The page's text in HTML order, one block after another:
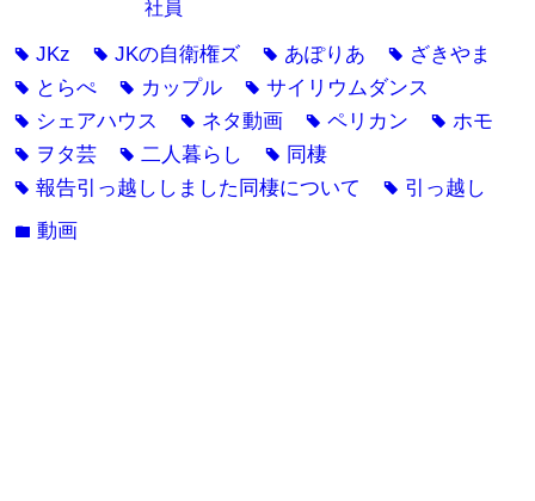
社員
tagJKz tagJKの自衛権ズ tag あぽりあ tag ざきやま
tag とらぺ tag カップル tagサイリウムダンス
tag シェアハウス tag ネタ動画 tagペリカン tag ホモ
tag ヲタ芸 tag 二人暮らし tag 同棲
tag報告引っ越ししました同棲について tag 引っ越し
folder動画